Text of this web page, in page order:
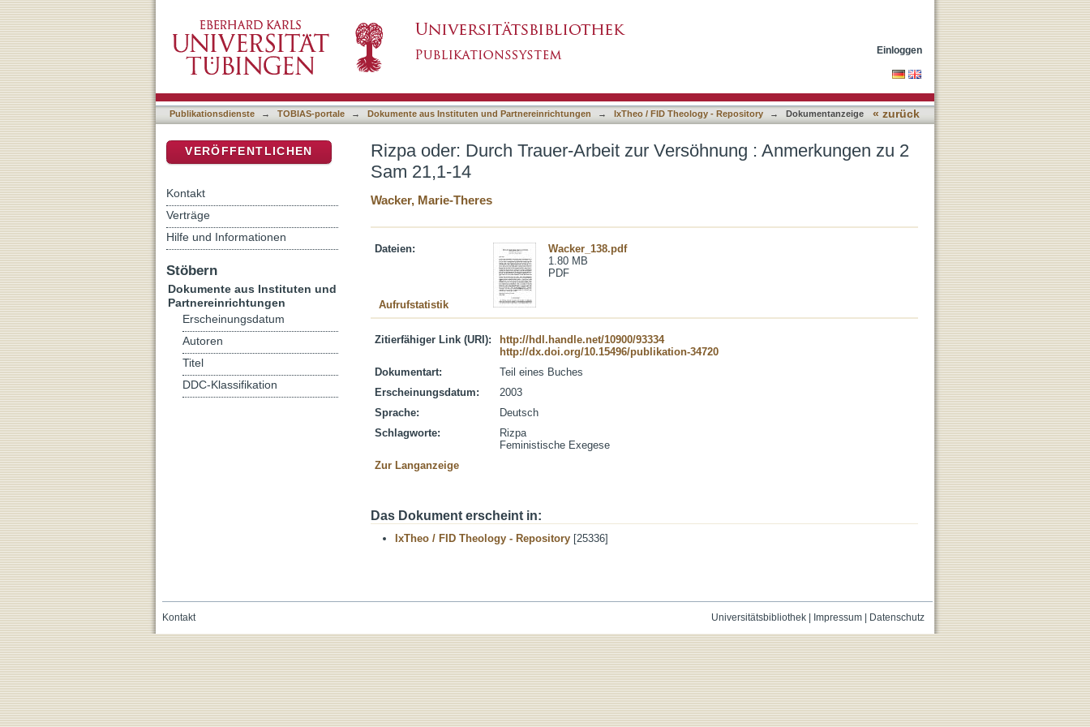
Einloggen
Publikationsdienste → TOBIAS-portale → Dokumente aus Instituten und Partnereinrichtungen → IxTheo / FID Theology - Repository → Dokumentanzeige « zurück
Rizpa oder: Durch Trauer-Arbeit zur Versöhnung : Anmerkungen zu 2
Sam 21,1-14
Wacker, Marie-Theres
Dateien:
Wacker_138.pdf
1.80 MB
PDF
Aufrufstatistik
Zitierfähiger Link (URI):
http://hdl.handle.net/10900/93334
http://dx.doi.org/10.15496/publikation-34720
Dokumentart:
Teil eines Buches
Erscheinungsdatum:
2003
Sprache:
Deutsch
Schlagworte:
Rizpa
Feministische Exegese
Zur Langanzeige
Das Dokument erscheint in:
IxTheo / FID Theology - Repository [25336]
VERÖFFENTLICHEN
Kontakt
Verträge
Hilfe und Informationen
Stöbern
Dokumente aus Instituten und
Partnereinrichtungen
Erscheinungsdatum
Autoren
Titel
DDC-Klassifikation
Universitätsbibliothek| Impressum| Datenschutz
Kontakt